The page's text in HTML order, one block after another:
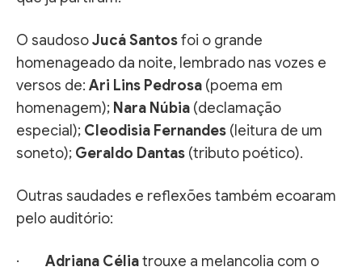
O saudosoJucá Santosfoi o grande
homenageado da noite, lembrado nas vozes e
versos de: Ari Lins Pedrosa (poema em
homenagem); Nara Núbia (declamação
especial); Cleodisia Fernandes (leitura de um
soneto); Geraldo Dantas (tributo poético).
Outras saudades e reflexões também ecoaram
pelo auditório:
· Adriana Céliatrouxe a melancolia com o